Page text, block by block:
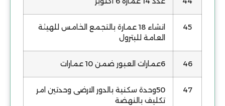
45
انشاء 18 عمارة بالتجمع الخامس للهيئة
العامة للبترول
46 6عمارات العبور ضمن 10 عمارات
47
50وحدة سكنية بالدور الارضى وحدتين امر
تكليف بالنهضة